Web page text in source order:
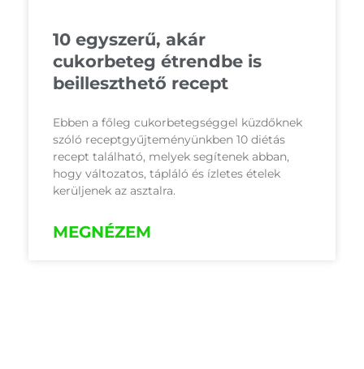
10 egyszerű, akár
cukorbeteg étrendbe is
beilleszthető recept
Ebben a főleg cukorbetegséggel küzdőknek
szóló receptgyűjteményünkben 10 diétás
recept található, melyek segítenek abban,
hogy változatos, tápláló és ízletes ételek
kerüljenek az asztalra.
MEGNÉZEM